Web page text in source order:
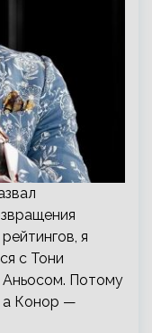
я
с Тони
Потому
а Конор —